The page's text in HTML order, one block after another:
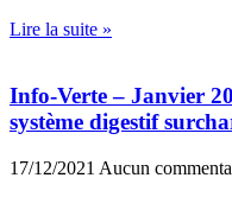
Lire la suite »
Info-Verte – Janvier
système digestif
17/12/2021 Aucun